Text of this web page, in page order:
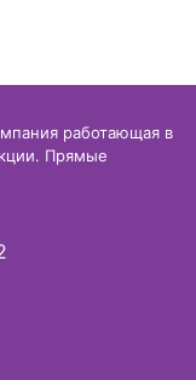
работающая в
Прямые